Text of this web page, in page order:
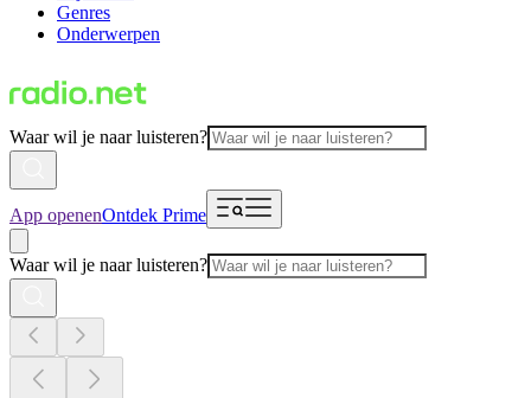
Genres
Onderwerpen
Waar wil je naar luisteren?
App openenOntdek Prime
Waar wil je naar luisteren?